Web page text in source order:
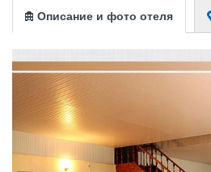
Описание и фото отеля